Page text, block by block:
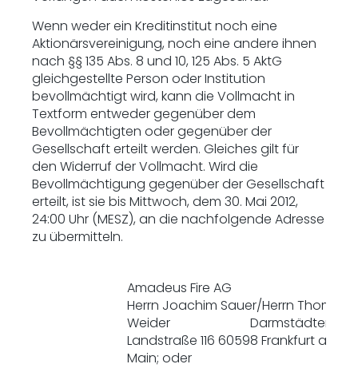
Wenn weder ein Kreditinstitut noch eine
Aktionärsvereinigung, noch eine andere ihnen
nach §§ 135 Abs. 8 und 10, 125 Abs. 5 AktG
gleichgestellte Person oder Institution
bevollmächtigt wird, kann die Vollmacht in
Textform entweder gegenüber dem
Bevollmächtigten oder gegenüber der
Gesellschaft erteilt werden. Gleiches gilt für
den Widerruf der Vollmacht. Wird die
Bevollmächtigung gegenüber der Gesellschaft
erteilt, ist sie bis Mittwoch, dem 30. Mai 2012,
24:00 Uhr (MESZ), an die nachfolgende Adresse
zu übermitteln.
Amadeus Fire AG
Herrn Joachim Sauer/Herrn Thomas
Weider Darmstädter
Landstraße 116 60598 Frankfurt am
Main; oder